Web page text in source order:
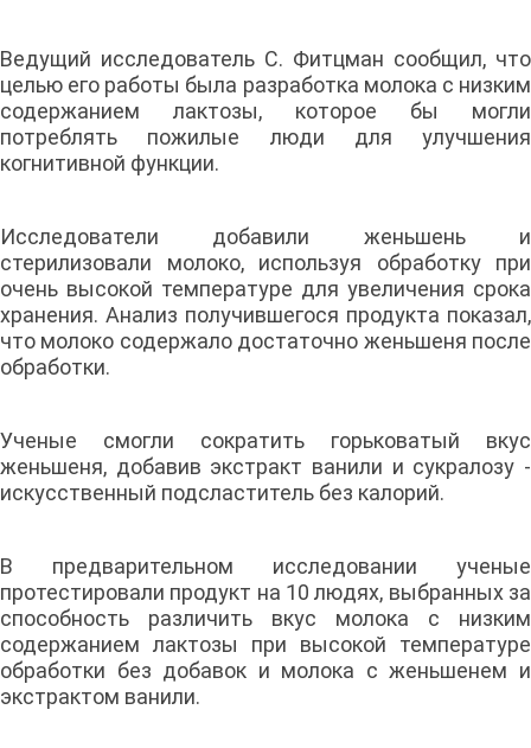
Ведущий исследователь С. Фитцман сообщил, что
целью его работы была разработка молока с низким
содержанием лактозы, которое бы могли
потреблять пожилые люди для улучшения
когнитивной функции.
Исследователи добавили женьшень и
стерилизовали молоко, используя обработку при
очень высокой температуре для увеличения срока
хранения. Анализ получившегося продукта показал,
что молоко содержало достаточно женьшеня после
обработки.
Ученые смогли сократить горьковатый вкус
женьшеня, добавив экстракт ванили и сукралозу -
искусственный подсластитель без калорий.
В предварительном исследовании ученые
протестировали продукт на 10 людях, выбранных за
способность различить вкус молока с низким
содержанием лактозы при высокой температуре
обработки без добавок и молока с женьшенем и
экстрактом ванили.